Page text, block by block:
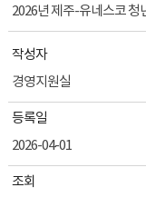
2026년 제주-유네스코 청
작성자
경영지원실
등록일
2026-04-01
조회